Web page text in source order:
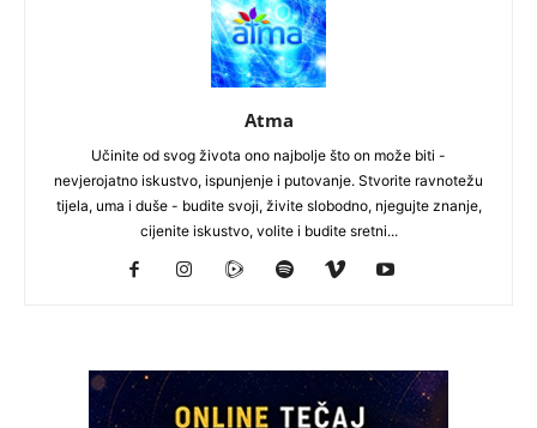
Atma
Učinite od svog života ono najbolje što on može biti -
nevjerojatno iskustvo, ispunjenje i putovanje. Stvorite ravnotežu
tijela, uma i duše - budite svoji, živite slobodno, njegujte znanje,
cijenite iskustvo, volite i budite sretni...